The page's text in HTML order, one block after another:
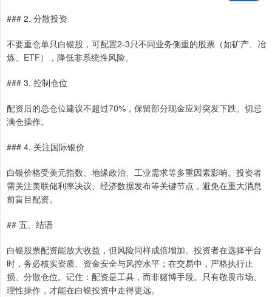
### 2. 分散投资
不要重仓单只白银股，可配置2-3只不同业务侧重的股票（如矿产、冶
炼、ETF），降低非系统性风险。
### 3. 控制仓位
配资后的总仓位建议不超过70%，保留部分现金应对突发下跌。切忌
满仓操作。
### 4. 关注国际银价
白银价格受美元指数、地缘政治、工业需求等多重因素影响。投资者
需关注美联储利率决议、经济数据发布等关键节点，避免在重大消息
前盲目配资。
## 五、结语
白银股票配资能放大收益，但风险同样成倍增加。投资者在选择平台
时，务必核实资质、资金安全与风控水平；在交易中，严格执行止
损、分散仓位。记住：配资是工具，而非赌博手段。只有敬畏市场、
理性操作，才能在白银投资中走得更远。